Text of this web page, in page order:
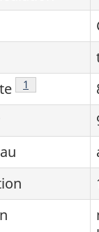
Note de bas de
1